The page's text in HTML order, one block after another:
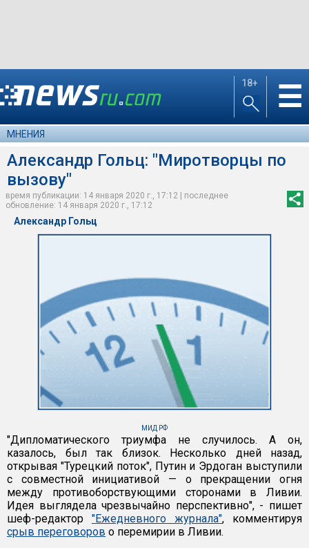
18+ ☰
МНЕНИЯ
Александр Гольц: "Миротворцы по
вызову"
время публикации: 14 января 2020 г., 17:12 | последнее
обновление: 14 января 2020 г., 17:12
Александр Гольц
МИД РФ
"Дипломатического триумфа не случилось. А он,
казалось, был так близок. Несколько дней назад,
открывая "Турецкий поток", Путин и Эрдоган выступили
с совместной инициативой — о прекращении огня
между противоборствующими сторонами в Ливии.
Идея выглядела чрезвычайно перспективно", - пишет
шеф-редактор "Ежедневного журнала", комментируя
срыв переговоров о перемирии в Ливии.